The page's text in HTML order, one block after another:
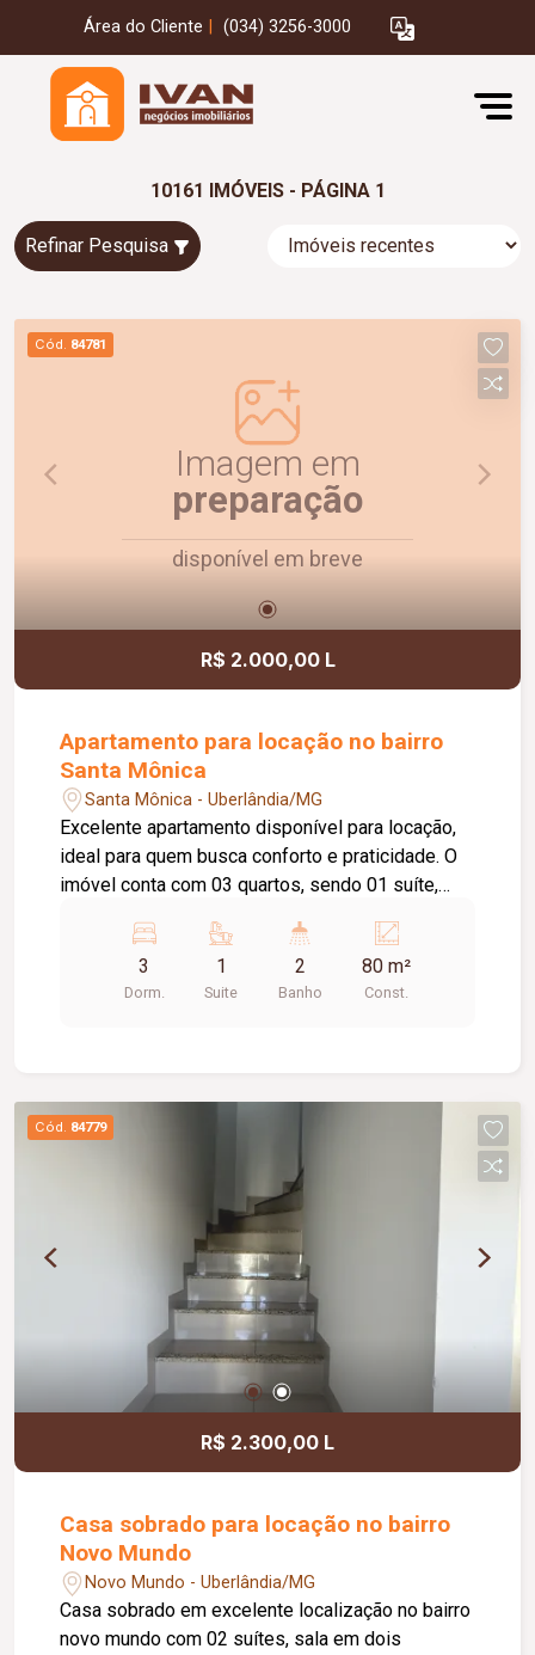
Área do Cliente (034) 3256-3000
10161 IMÓVEIS - PÁGINA 1
Refinar Pesquisa
Cód. 84781
Imagem em
preparação
disponível em breve
R$ 2.000,00 L
Apartamento para locação no bairro
Santa Mônica
Santa Mônica - Uberlândia/MG
Excelente apartamento disponível para locação,
ideal para quem busca conforto e praticidade. O
imóvel conta com 03 quartos, sendo 01 suíte,
área de serviço e 01 vaga de estacionamento.
Ambientes bem distribuídos, proporcionando
funcionalidade e comodidade para toda a família.
3
Dorm.
1
Suite
2
Banho
80 m²
Const.
Cód. 84779
R$ 2.300,00 L
Casa sobrado para locação no bairro
Novo Mundo
Novo Mundo - Uberlândia/MG
Casa sobrado em excelente localização no bairro
novo mundo com 02 suítes, sala em dois